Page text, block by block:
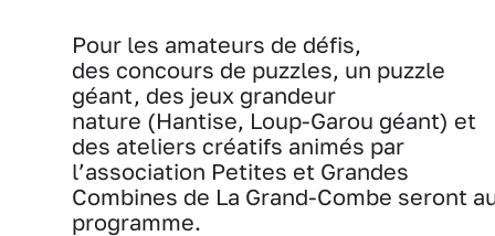
Pour les amateurs de défis,
des concours de puzzles, un puzzle
géant, des jeux grandeur
nature (Hantise, Loup-Garou géant) et
des ateliers créatifs animés par
l’association Petites et Grandes
Combines de La Grand-Combe seront
programme.